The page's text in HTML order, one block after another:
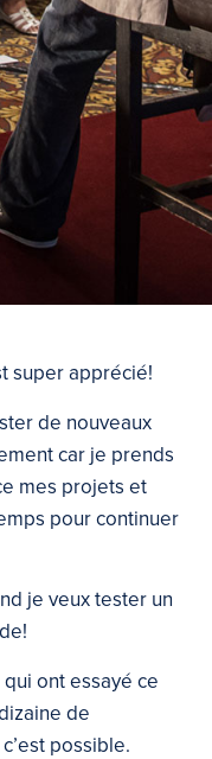
super apprécié!
de nouveaux
car je prends
mes projets et
pour continuer
je veux tester un
ont essayé ce
de
possible.